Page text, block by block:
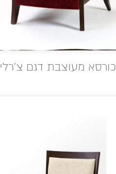
כורסא מעוצבת דגם צ'רלי